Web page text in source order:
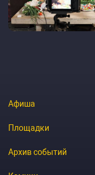
Афиша
Площадки
Архив событий